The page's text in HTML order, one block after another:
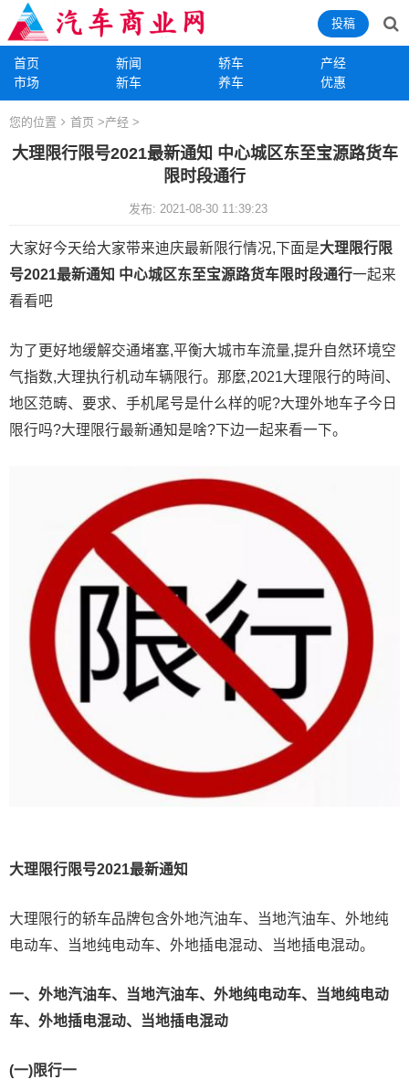
首页 新闻 轿车
产经
市场
新车 养车 优惠
投稿
您的位置 首页 >产经 >
大理限行限号2021最新通知 中心城区东至宝源路货车
限时段通行
发布: 2021-08-30 11:39:23
大家好今天给大家带来迪庆最新限行情况,下面是大理限行限
号2021最新通知 中心城区东至宝源路货车限时段通行一起来
看看吧
为了更好地缓解交通堵塞,平衡大城市车流量,提升自然环境空
气指数,大理执行机动车辆限行。那麼,2021大理限行的時间、
地区范畴、要求、手机尾号是什么样的呢?大理外地车子今日
限行吗?大理限行最新通知是啥?下边一起来看一下。
大理限行限号2021最新通知
大理限行的轿车品牌包含外地汽油车、当地汽油车、外地纯
电动车、当地纯电动车、外地插电混动、当地插电混动。
一、外地汽油车、当地汽油车、外地纯电动车、当地纯电动
车、外地插电混动、当地插电混动
(一)限行一